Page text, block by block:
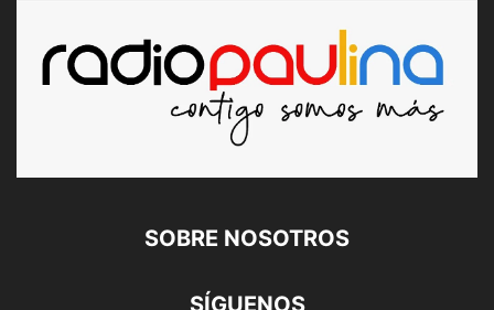
SOBRE NOSOTROS
SÍGUENOS